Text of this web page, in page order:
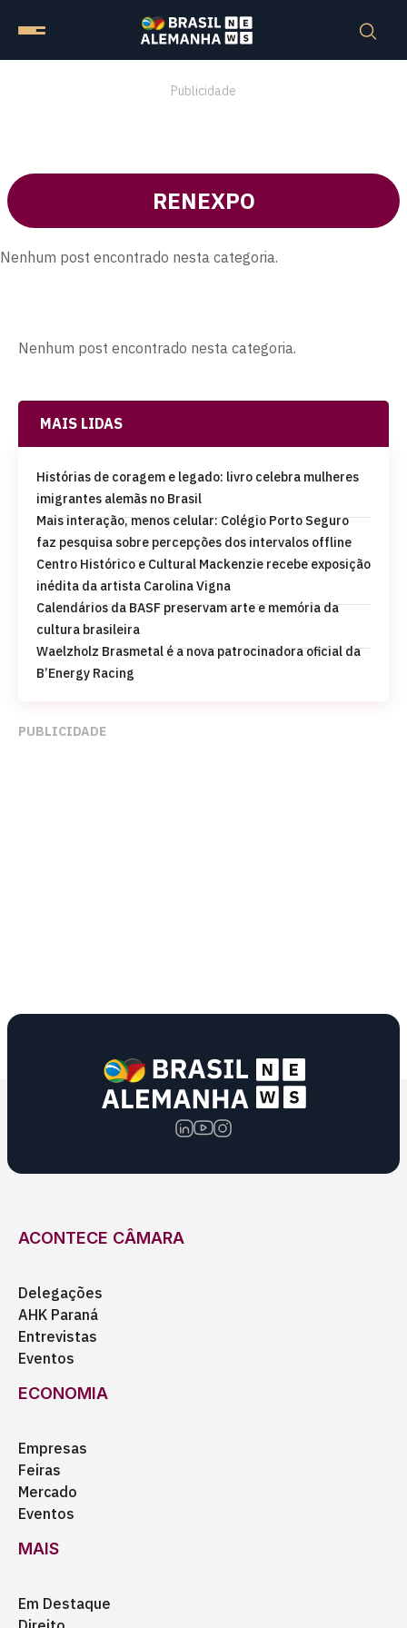
Publicidade
RENEXPO
Nenhum post encontrado nesta categoria.
Nenhum post encontrado nesta categoria.
MAIS LIDAS
Histórias de coragem e legado: livro celebra mulheres
imigrantes alemãs no Brasil
Mais interação, menos celular: Colégio Porto Seguro
faz pesquisa sobre percepções dos intervalos offline
Centro Histórico e Cultural Mackenzie recebe exposição
inédita da artista Carolina Vigna
Calendários da BASF preservam arte e memória da
cultura brasileira
Waelzholz Brasmetal é a nova patrocinadora oficial da
B’Energy Racing
PUBLICIDADE
ACONTECE CÂMARA
Delegações
AHK Paraná
Entrevistas
Eventos
ECONOMIA
Empresas
Feiras
Mercado
Eventos
MAIS
Em Destaque